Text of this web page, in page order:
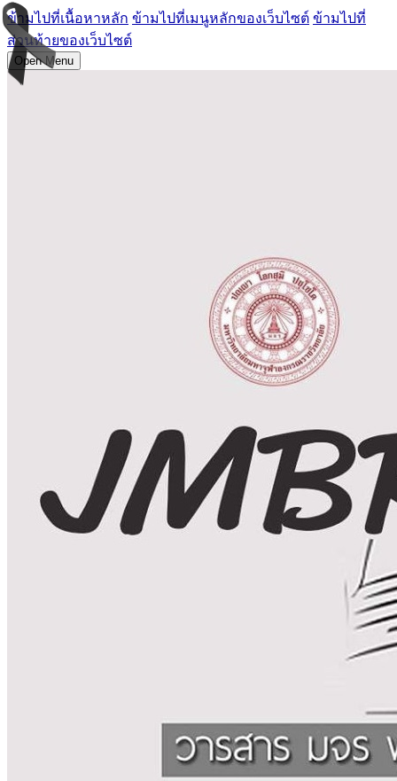
ข้ามไปที่เนื้อหาหลัก ข้ามไปที่เมนูหลักของเว็บไซต์ ข้ามไปที่
ส่วนท้ายของเว็บไซต์
Open Menu